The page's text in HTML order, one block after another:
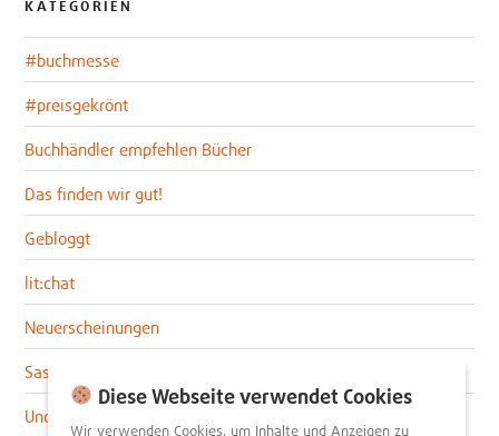
KATEGORIEN
#buchmesse
#preisgekrönt
Buchhändler empfehlen Bücher
Das finden wir gut!
Gebloggt
lit:chat
Neuerscheinungen
Sascha im lit:blog
Uncategorized
Diese Webseite verwendet Cookies
Wir verwenden Cookies, um Inhalte und Anzeigen zu